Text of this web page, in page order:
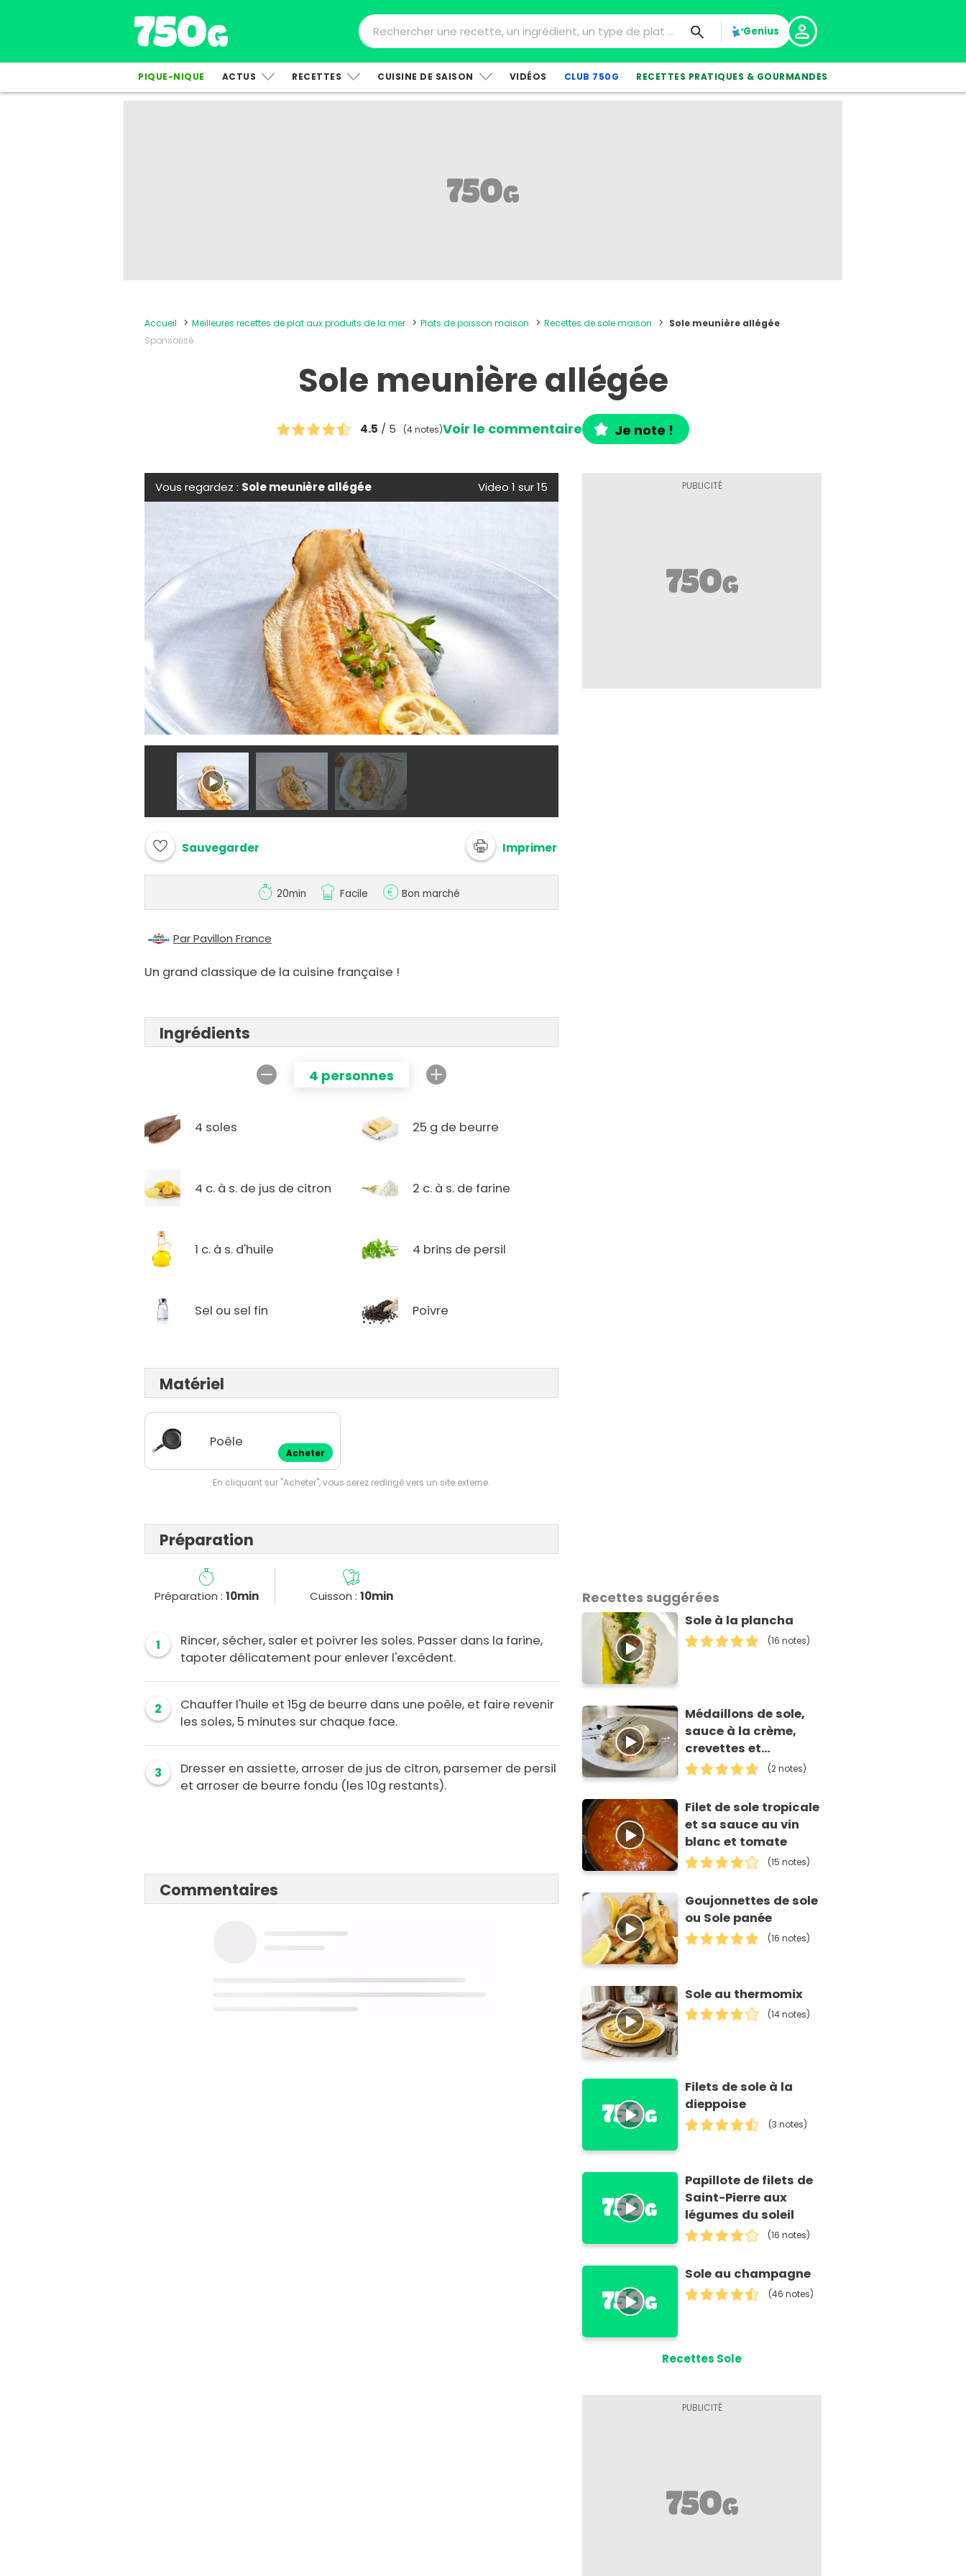
Genius
PIQUE-NIQUE ACTUS RECETTES CUISINE DE SAISON VIDÉOS CLUB 750G RECETTES PRATIQUES & GOURMANDES
Accueil Meilleures recettes de plat aux produits de la mer Plats de poisson maison Recettes de sole maison
Sole meunière allégée
Sponsorisé
Sole meunière allégée
4.5 / 5 (4 notes)Voir le commentaire Je note !
Vous regardez : Sole meunière allégée Video 1 sur 15
Sauvegarder Imprimer
20min Facile Bon marché
Par Pavillon France
Un grand classique de la cuisine française !
Ingrédients
4 personnes
4 soles 25 g de beurre
4 c. à s. de jus de citron 2 c. à s. de farine
1 c. à s. d'huile 4 brins de persil
Sel ou sel fin Poivre
Matériel
Poêle
Acheter
En cliquant sur "Acheter", vous serez redirigé vers un site externe.
Préparation
Préparation : 10min Cuisson :10min
1
Rincer, sécher, saler et poivrer les soles. Passer dans la farine,
tapoter délicatement pour enlever l'excédent.
2
Chauffer l'huile et 15g de beurre dans une poêle, et faire revenir
les soles, 5 minutes sur chaque face.
3
Dresser en assiette, arroser de jus de citron, parsemer de persil
et arroser de beurre fondu (les 10g restants).
Commentaires
Recettes suggérées
Sole à la plancha
(16 notes)
Médaillons de sole,
sauce à la crème,
crevettes et
champignons(2 notes)
Filet de sole tropicale
et sa sauce au vin
blanc et tomate
(15 notes)
Goujonnettes de sole
ou Sole panée
(16 notes)
Sole au thermomix
(14 notes)
Filets de sole à la
dieppoise
(3 notes)
Papillote de filets de
Saint-Pierre aux
légumes du soleil
(16 notes)
Sole au champagne
(46 notes)
Recettes Sole